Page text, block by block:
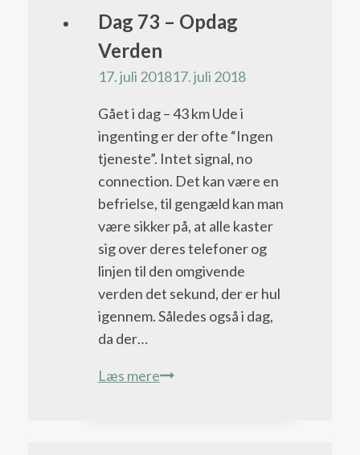
fødselsdag
på
Pacific
Crest
Pacific
Crest
Trail
bloggen
Dag 73 – Opdag
Verden
17. juli 201817. juli 2018
Gået i dag – 43 km Ude i
ingenting er der ofte “Ingen
tjeneste”. Intet signal, no
connection. Det kan være en
befrielse, til gengæld kan man
være sikker på, at alle kaster
sig over deres telefoner og
linjen til den omgivende
verden det sekund, der er hul
igennem. Således også i dag,
da der…
Læs mereDag